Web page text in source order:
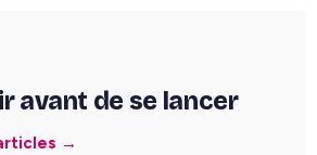
avant de se lancer
→